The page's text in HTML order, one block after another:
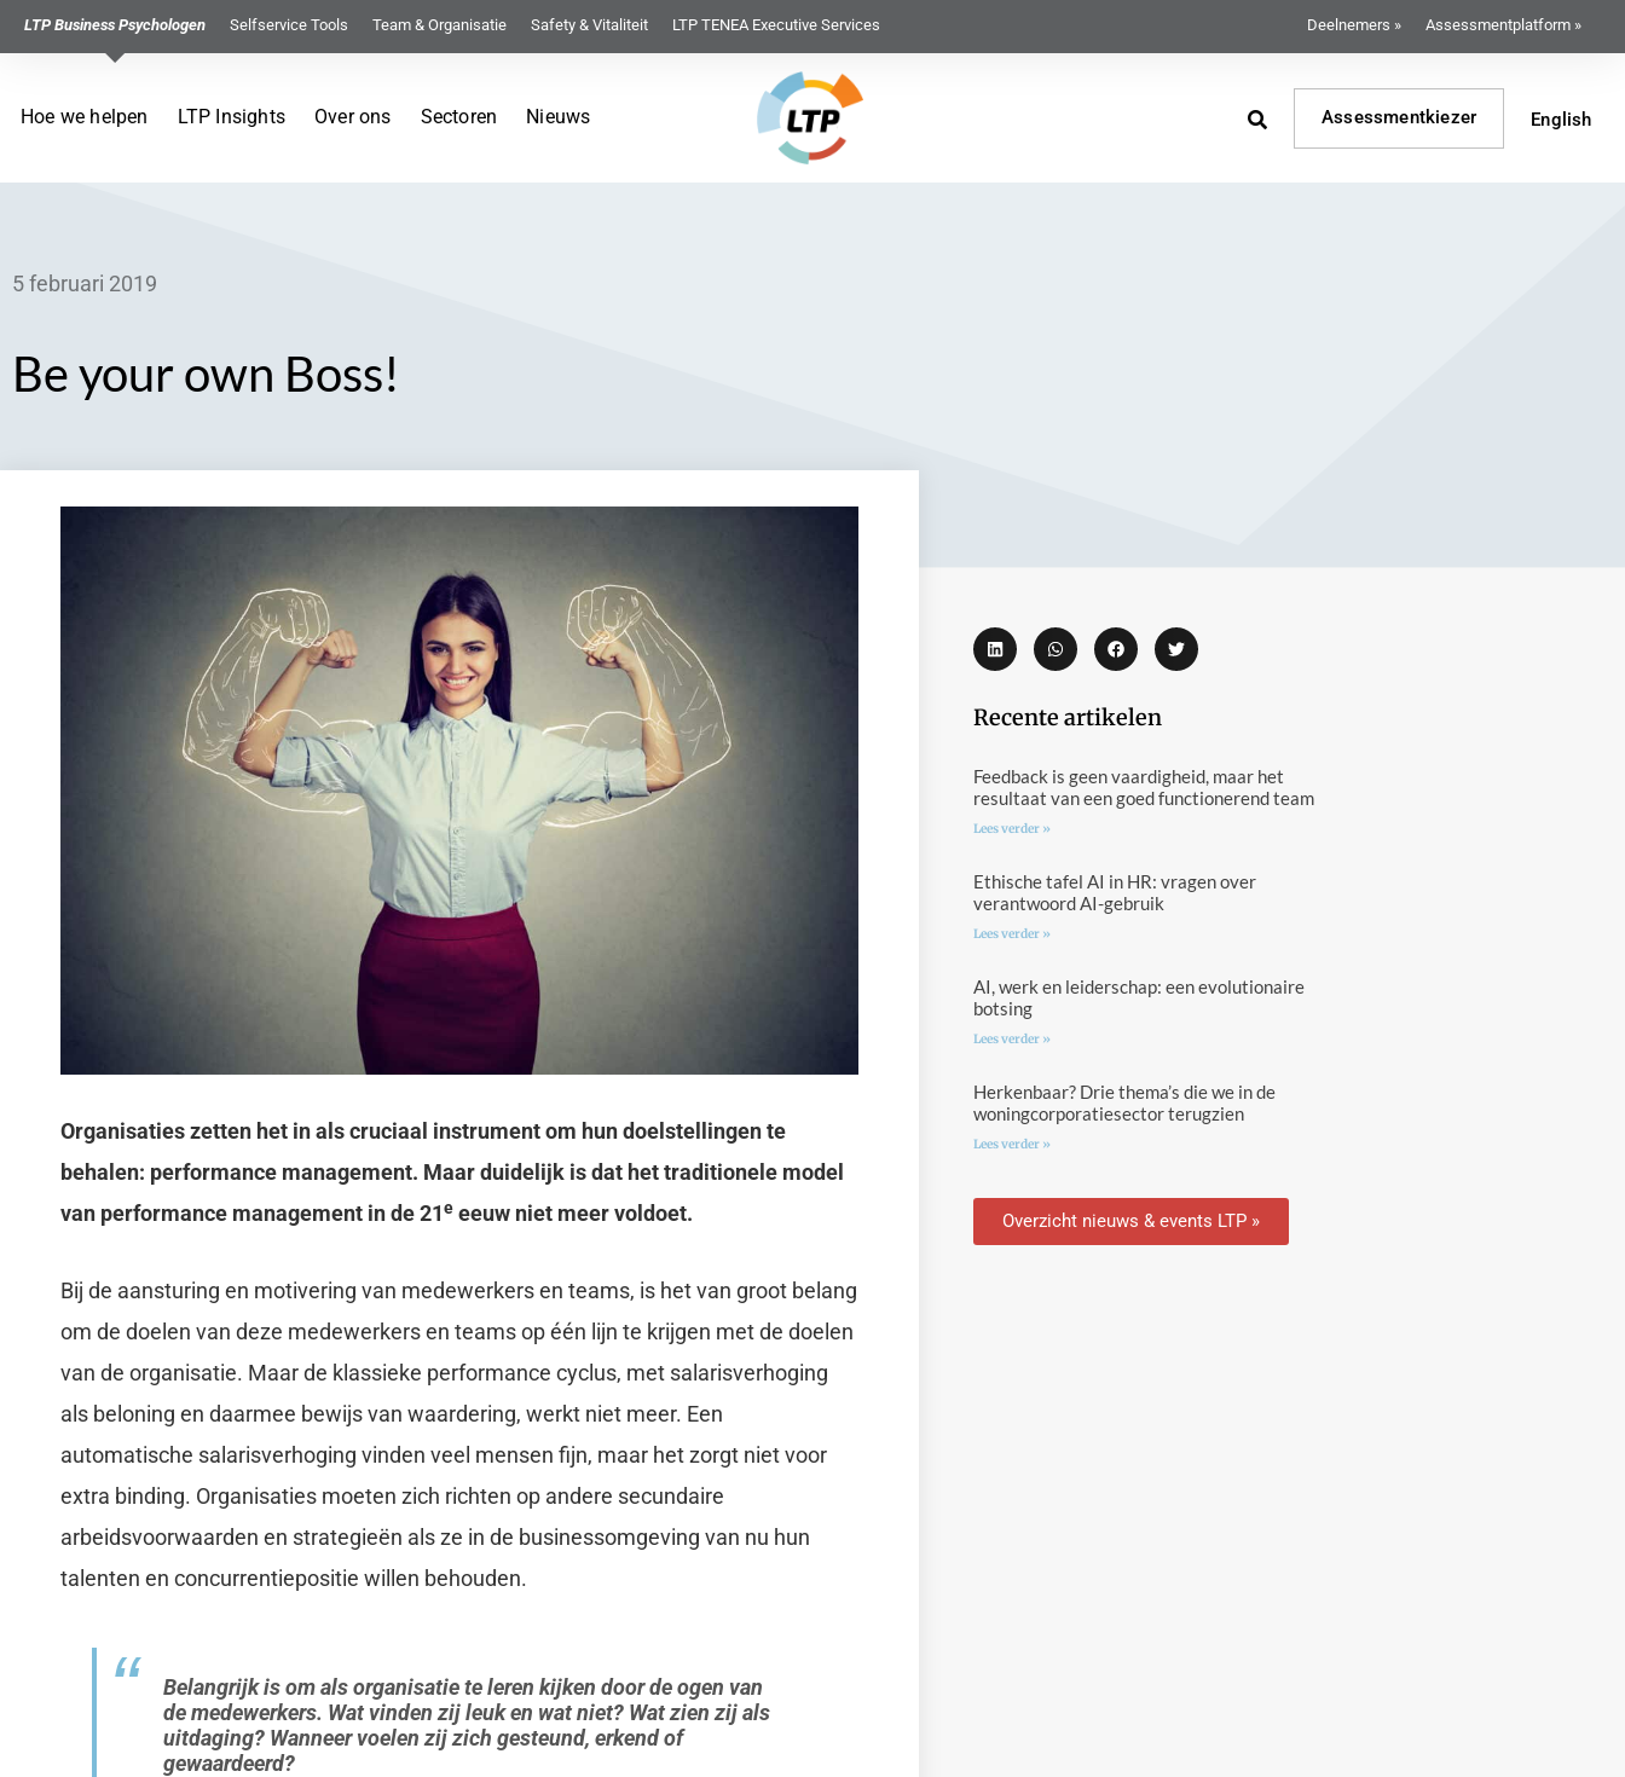
LTP Business Psychologen Selfservice Tools Team & Organisatie Safety & Vitaliteit LTP TENEA Executive Services Deelnemers » Assessmentplatform »
Hoe we helpen LTP Insights Over ons Sectoren Nieuws Assessmentkiezer English
5 februari 2019
Be your own Boss!
Organisaties zetten het in als cruciaal instrument om hun doelstellingen te
behalen: performance management. Maar duidelijk is dat het traditionele model
van performance management in de 21e eeuw niet meer voldoet.
Bij de aansturing en motivering van medewerkers en teams, is het van groot belang
om de doelen van deze medewerkers en teams op één lijn te krijgen met de doelen
van de organisatie. Maar de klassieke performance cyclus, met salarisverhoging
als beloning en daarmee bewijs van waardering, werkt niet meer. Een
automatische salarisverhoging vinden veel mensen fijn, maar het zorgt niet voor
extra binding. Organisaties moeten zich richten op andere secundaire
arbeidsvoorwaarden en strategieën als ze in de businessomgeving van nu hun
talenten en concurrentiepositie willen behouden.
Belangrijk is om als organisatie te leren kijken door de ogen van
de medewerkers. Wat vinden zij leuk en wat niet? Wat zien zij als
uitdaging? Wanneer voelen zij zich gesteund, erkend of
gewaardeerd?
Recente artikelen
Feedback is geen vaardigheid, maar het
resultaat van een goed functionerend team
Lees verder »
Ethische tafel AI in HR: vragen over
verantwoord AI-gebruik
Lees verder »
AI, werk en leiderschap: een evolutionaire
botsing
Lees verder »
Herkenbaar? Drie thema’s die we in de
woningcorporatiesector terugzien
Lees verder »
Overzicht nieuws & events LTP »